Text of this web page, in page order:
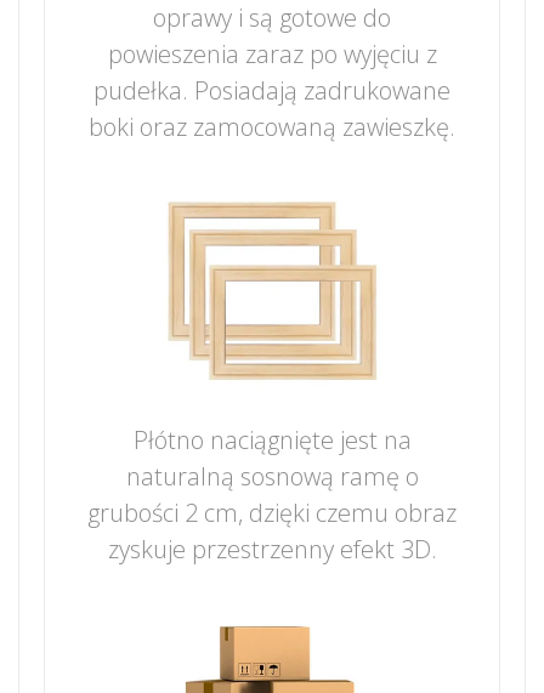
oprawy i są gotowe do
powieszenia zaraz po wyjęciu z
pudełka. Posiadają zadrukowane
boki oraz zamocowaną zawieszkę.
Płótno naciągnięte jest na
naturalną sosnową ramę o
grubości 2 cm, dzięki czemu obraz
zyskuje przestrzenny efekt 3D.